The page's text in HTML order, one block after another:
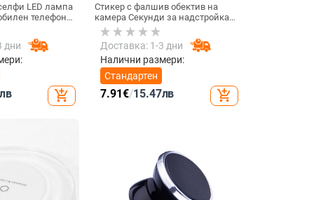
LED лампа
телефон
за
дни
add_shopping_cart
Стикер с фалшив обектив на
камера Секунди за надстройка
на iPhone телефон Протектор на
екрана за iPhone X / XS Max
Смяна на iPhone 11 pro Max
Доставка: 1-3 дни
Налични размери:
Стандартен
7.91€/15.47лв add_shopping_cart